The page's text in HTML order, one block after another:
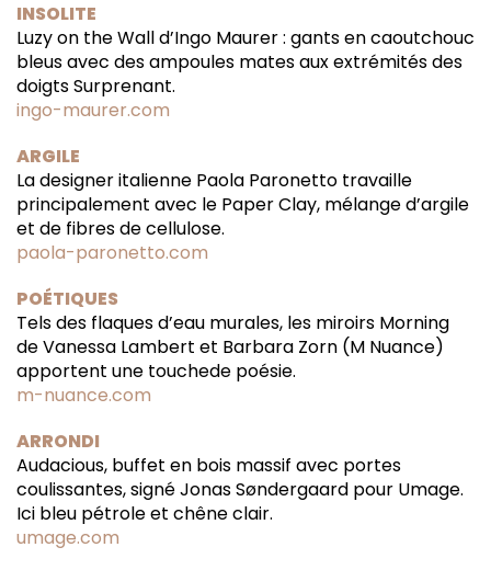
INSOLITE
Luzy on the Wall d’Ingo Maurer : gants en caoutchouc
bleus avec des ampoules mates aux extrémités des
doigts Surprenant.
ingo-maurer.com
ARGILE
La designer italienne Paola Paronetto travaille
principalement avec le Paper Clay, mélange d’argile
et de fibres de cellulose.
paola-paronetto.com
POÉTIQUES
Tels des flaques d’eau murales, les miroirs Morning
de Vanessa Lambert et Barbara Zorn (M Nuance)
apportent une touchede poésie.
m-nuance.com
ARRONDI
Audacious, buffet en bois massif avec portes
coulissantes, signé Jonas Søndergaard pour Umage.
Ici bleu pétrole et chêne clair.
umage.com